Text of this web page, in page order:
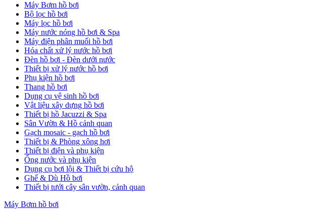
Máy Bơm hồ bơi
Bộ lọc hồ bơi
Máy lọc hồ bơi
Máy nước nóng hồ bơi & Spa
Máy điện phân muối hồ bơi
Hóa chất xử lý nước hồ bơi
Đèn hồ bơi - Đèn dưới nước
Thiết bị xử lý nước hồ bơi
Phụ kiện hồ bơi
Thang hồ bơi
Dụng cụ vệ sinh hồ bơi
Vật liệu xây dựng hồ bơi
Thiết bị hồ Jacuzzi & Spa
Sân Vườn & Hồ cảnh quan
Gạch mosaic - gạch hồ bơi
Thiết bị & Phòng xông hơi
Thiết bị điện và phụ kiện
Ống nước và phụ kiện
Dụng cụ bơi lội & Thiết bị cứu hộ
Ghế & Dù Hồ bơi
Thiết bị tưới cây sân vườn, cảnh quan
Máy Bơm hồ bơi